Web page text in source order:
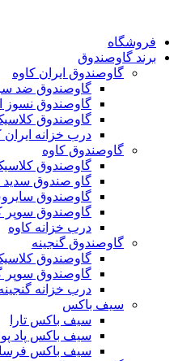
فروشگاه
برند گاوصندوق
گاوصندوق ایران کاوه
گاوصندوق ضد
گاوصندوق نسوز
گاوصندوق
درب خزانه ایران
گاوصندوق کاوه
گاوصندوق
گاو صندوق سدید
گاوصندوق
گاوصندوق سوپر
درب خزانه کاوه
گاوصندوق گنجینه
گاوصندوق
گاوصندوق سوپر
درب خزانه
سیف باکس
سیف باکس تارا
سیف باکس پاد
سیف باکس